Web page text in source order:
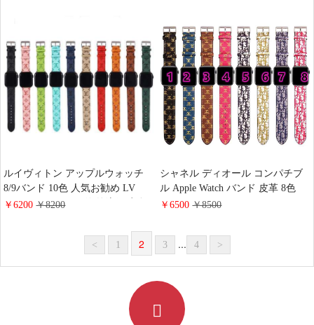
ルイヴィトン アップルウォッチ
8/9バンド 10色 人気お勧め LV
apple watch ベルト 海外流行 穴留
ヴィトン 時計 ベルト 交換 男女兼
￥6200￥8200
シャネル ディオール コンパチブ
ル Apple Watch バンド 皮革 8色
CHANEL DIOR スマートウォッチ
9/Ultra/SE/8/7/6/5/4/3/2/1に対応
￥6500￥8500
< 1 2 3 ... 4 >